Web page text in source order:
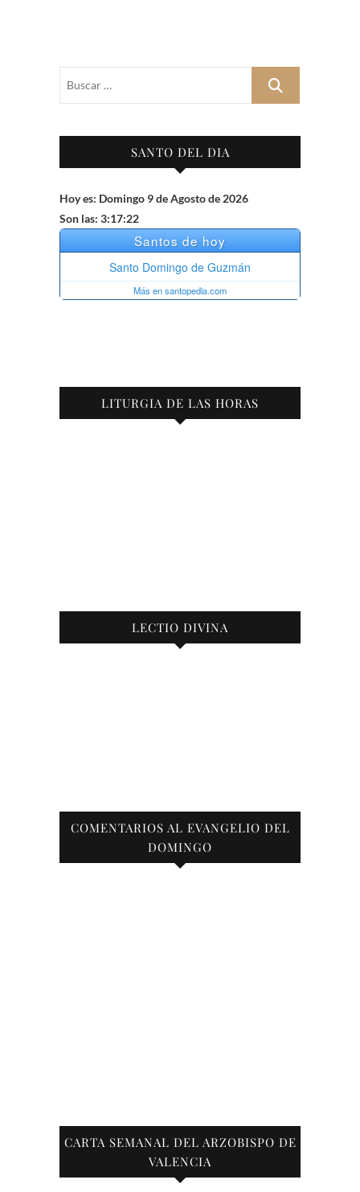
Buscar
SANTO DEL DIA
Hoy es: Domingo 9 de Agosto de 2026
Son las: 3:17:22
LITURGIA DE LAS HORAS
LECTIO DIVINA
COMENTARIOS AL EVANGELIO DEL
DOMINGO
CARTA SEMANAL DEL ARZOBISPO DE
VALENCIA